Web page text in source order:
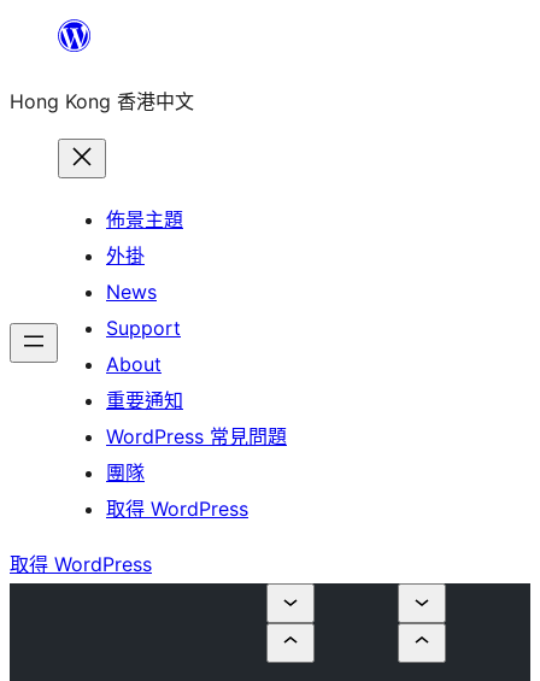
主
Hong Kong 香港中文
佈景主題
外掛
News
Support
About
重要通知
WordPress 常見問題
團隊
取得 WordPress
取得 WordPress